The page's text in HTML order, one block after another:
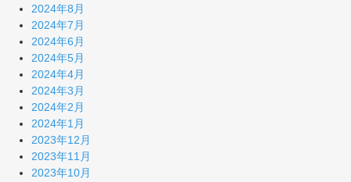
2024年8月
2024年7月
2024年6月
2024年5月
2024年4月
2024年3月
2024年2月
2024年1月
2023年12月
2023年11月
2023年10月